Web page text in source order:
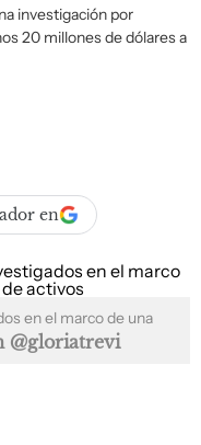
investigación por
20 millones de dólares a
en
en el marco de una
@gloriatrevi